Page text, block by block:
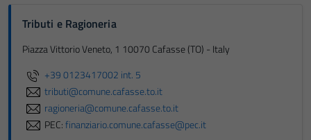
Tributi e Ragioneria
Piazza Vittorio Veneto, 1 10070 Cafasse (TO) - Italy
+39 0123417002 int. 5
tributi@comune.cafasse.to.it
ragioneria@comune.cafasse.to.it
PEC:finanziario.comune.cafasse@pec.it